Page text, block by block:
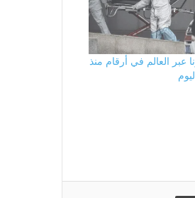
عبر العالم في أرقام منذ
طباعة